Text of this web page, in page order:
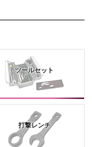
ツールセット
打撃レンチ